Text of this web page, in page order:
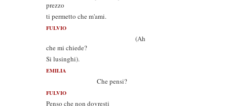
prezzo
ti permetto che m'ami.
FULVIO
(Ah
che mi chiede?
Si lusinghi).
EMILIA
Che pensi?
FULVIO
Penso che non dovresti